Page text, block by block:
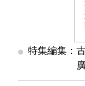
特集編集：
廣幡健